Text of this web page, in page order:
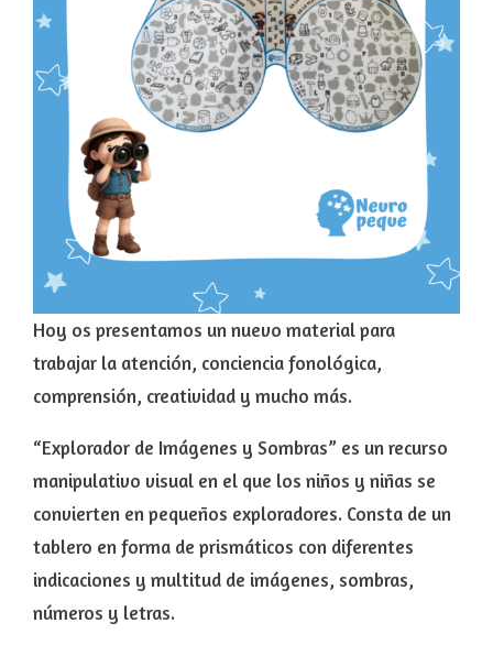
Hoy os presentamos un nuevo material para
trabajar la atención, conciencia fonológica,
comprensión, creatividad y mucho más.
“Explorador de Imágenes y Sombras” es un recurso
manipulativo visual en el que los niños y niñas se
convierten en pequeños exploradores. Consta de un
tablero en forma de prismáticos con diferentes
indicaciones y multitud de imágenes, sombras,
números y letras.